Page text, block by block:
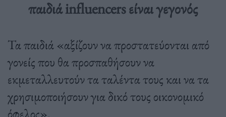
παιδιά influencers είναι γεγονός
Τα παιδιά «αξίζουν να προστατεύονται από
γονείς που θα προσπαθήσουν να
εκμεταλλευτούν τα ταλέντα τους και να τα
χρησιμοποιήσουν για δικό τους οικονομικό
όφελος».